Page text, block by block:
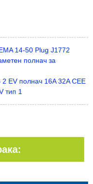
14-50 Plug J1772
полнач за
EV полнач 16A 32A CEE
тип 1